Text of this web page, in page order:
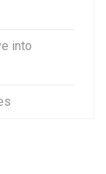
into